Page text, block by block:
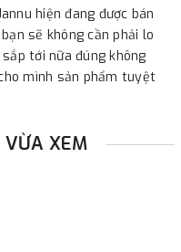
hiện đang được bán
sẽ không cần phải lo
tới nữa đúng không
mình sản phẩm tuyệt
VỪA XEM